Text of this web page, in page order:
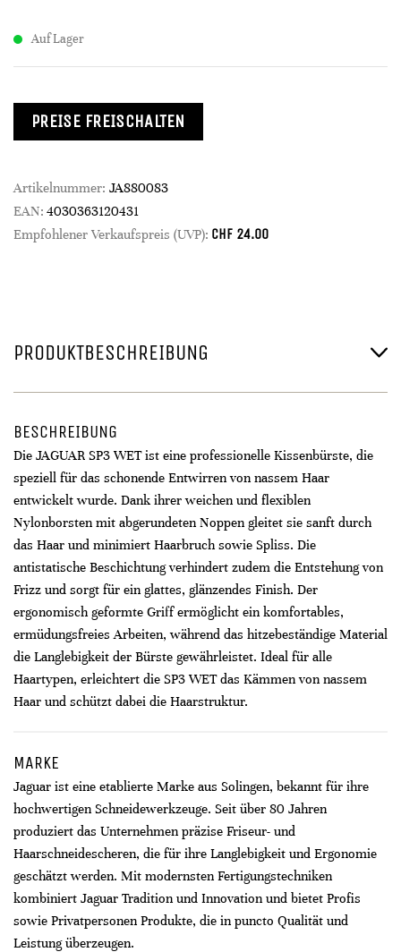
Auf Lager
PREISE FREISCHALTEN
Artikelnummer: JA880083
EAN: 4030363120431
Empfohlener Verkaufspreis (UVP): CHF 24.00
PRODUKTBESCHREIBUNG
BESCHREIBUNG
Die JAGUAR SP3 WET ist eine professionelle Kissenbürste, die
speziell für das schonende Entwirren von nassem Haar
entwickelt wurde. Dank ihrer weichen und flexiblen
Nylonborsten mit abgerundeten Noppen gleitet sie sanft durch
das Haar und minimiert Haarbruch sowie Spliss. Die
antistatische Beschichtung verhindert zudem die Entstehung von
Frizz und sorgt für ein glattes, glänzendes Finish. Der
ergonomisch geformte Griff ermöglicht ein komfortables,
ermüdungsfreies Arbeiten, während das hitzebeständige Material
die Langlebigkeit der Bürste gewährleistet. Ideal für alle
Haartypen, erleichtert die SP3 WET das Kämmen von nassem
Haar und schützt dabei die Haarstruktur.
MARKE
Jaguar ist eine etablierte Marke aus Solingen, bekannt für ihre
hochwertigen Schneidewerkzeuge. Seit über 80 Jahren
produziert das Unternehmen präzise Friseur- und
Haarschneidescheren, die für ihre Langlebigkeit und Ergonomie
geschätzt werden. Mit modernsten Fertigungstechniken
kombiniert Jaguar Tradition und Innovation und bietet Profis
sowie Privatpersonen Produkte, die in puncto Qualität und
Leistung überzeugen.